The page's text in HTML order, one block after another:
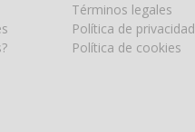
Términos legales
Política de privacidad
Política de cookies